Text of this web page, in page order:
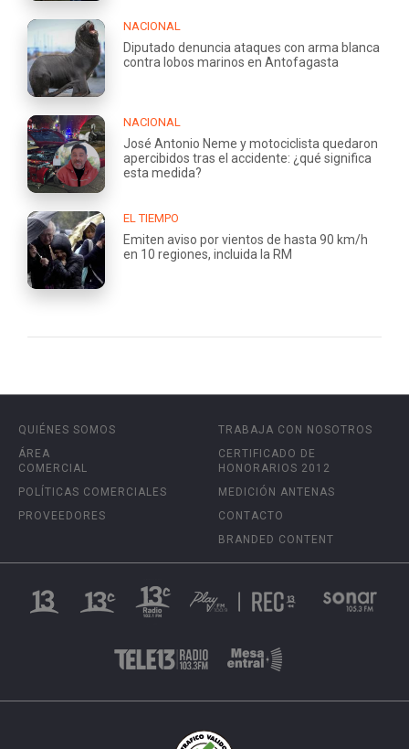
NACIONAL
Diputado denuncia ataques con arma blanca
contra lobos marinos en Antofagasta
NACIONAL
José Antonio Neme y motociclista quedaron
apercibidos tras el accidente: ¿qué significa
esta medida?
EL TIEMPO
Emiten aviso por vientos de hasta 90 km/h
en 10 regiones, incluida la RM
QUIÉNES SOMOS
ÁREA
COMERCIAL
POLÍTICAS COMERCIALES
PROVEEDORES
TRABAJA CON NOSOTROS
CERTIFICADO DE
HONORARIOS 2012
MEDICIÓN ANTENAS
CONTACTO
BRANDED CONTENT